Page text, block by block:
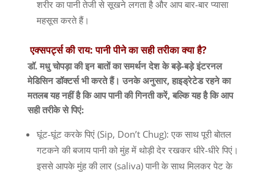
शरीर का पानी तेजी से सूखने लगता है और आप बार-बार प्यासा
महसूस करते हैं।
एक्सपर्ट्स की राय: पानी पीने का सही तरीका क्या है?
डॉ. मधु चोपड़ा की इन बातों का समर्थन देश के बड़े-बड़े इंटरनल
मेडिसिन डॉक्टर्स भी करते हैं। उनके अनुसार, हाइड्रेटेड रहने का
मतलब यह नहीं है कि आप पानी की गिनती करें, बल्कि यह है कि आप
सही तरीके से पिएं:
घूंट-घूंट करके पिएं (Sip, Don’t Chug): एक साथ पूरी बोतल
गटकने की बजाय पानी को मुंह में थोड़ी देर रखकर धीरे-धीरे पिएं।
इससे आपके मुंह की लार (saliva) पानी के साथ मिलकर पेट के